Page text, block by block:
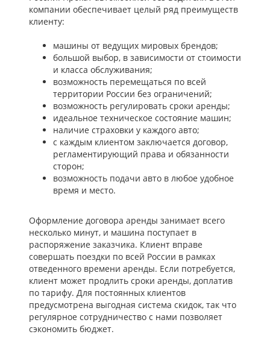
компании обеспечивает целый ряд преимуществ
клиенту:
машины от ведущих мировых брендов;
большой выбор, в зависимости от стоимости
и класса обслуживания;
возможность перемещаться по всей
территории России без ограничений;
возможность регулировать сроки аренды;
идеальное техническое состояние машин;
наличие страховки у каждого авто;
с каждым клиентом заключается договор,
регламентирующий права и обязанности
сторон;
возможность подачи авто в любое удобное
время и место.
Оформление договора аренды занимает всего
несколько минут, и машина поступает в
распоряжение заказчика. Клиент вправе
совершать поездки по всей России в рамках
отведенного времени аренды. Если потребуется,
клиент может продлить сроки аренды, доплатив
по тарифу. Для постоянных клиентов
предусмотрена выгодная система скидок, так что
регулярное сотрудничество с нами позволяет
сэкономить бюджет.